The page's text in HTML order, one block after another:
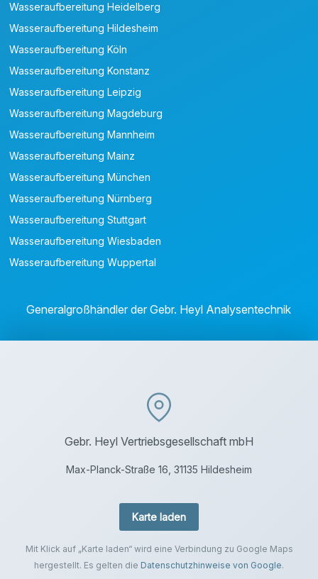
Wasseraufbereitung Heidelberg
Wasseraufbereitung Hildesheim
Wasseraufbereitung Köln
Wasseraufbereitung Konstanz
Wasseraufbereitung Leipzig
Wasseraufbereitung Magdeburg
Wasseraufbereitung Mannheim
Wasseraufbereitung Mainz
Wasseraufbereitung München
Wasseraufbereitung Nürnberg
Wasseraufbereitung Stuttgart
Wasseraufbereitung Wiesbaden
Wasseraufbereitung Wuppertal
Generalgroßhändler der Gebr. Heyl Analysentechnik
Gebr. Heyl Vertriebsgesellschaft mbH
Max-Planck-Straße 16, 31135 Hildesheim
Karte laden
Mit Klick auf „Karte laden“ wird eine Verbindung zu Google Maps
hergestellt. Es gelten die Datenschutzhinweise von Google.